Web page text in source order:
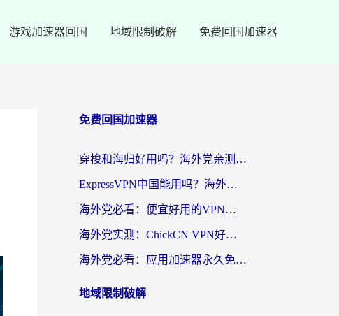
游戏加速器回国 地域限制破解 免费回国加速器
免费回国加速器
穿梭和海归好用吗？海外党亲测：3步选对回国加速器，无缝刷国内剧玩手游
ExpressVPN中国能用吗？海外党翻回国内的加速器选择指南（附番茄加速器实测）
海外党必看：便宜好用的VPN怎么选？3步解决回国访问难题+Steam改区技巧
海外党实测：ChickCN VPN好用吗？和OurPlay VPN对比哪个回国效果更好？附避坑指南
海外党必看：应用加速器永久免费版真的靠谱吗？教你选对回国加速器无缝刷国内资源
地域限制破解